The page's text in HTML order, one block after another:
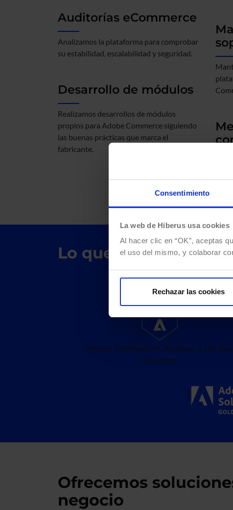
Consentimiento
La web de Hiberus usa cookies
Al hacer clic en “OK”, aceptas
el uso del mismo, y colaborar
Rechazar las cookies
Auditorías eCommerce
Analizamos la plataforma para comprobar
su estabilidad, escalabilidad y seguridad.
Desarrollo de módulos
Realizamos desarrollos de módulos
propios para Adobe Commerce siguiendo
las buenas prácticas que marca el
fabricante.​
Lo que nos
3 Master Certifications: Architect & Full-
Developer
Ofrecemos
negocio​